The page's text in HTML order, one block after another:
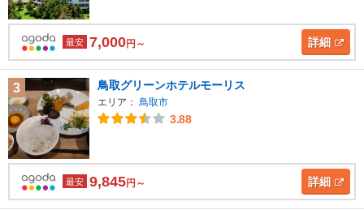
最安 7,000円～ 詳細
3 鳥取グリーンホテルモーリス
エリア： 鳥取市
3.88
最安 9,845円～ 詳細